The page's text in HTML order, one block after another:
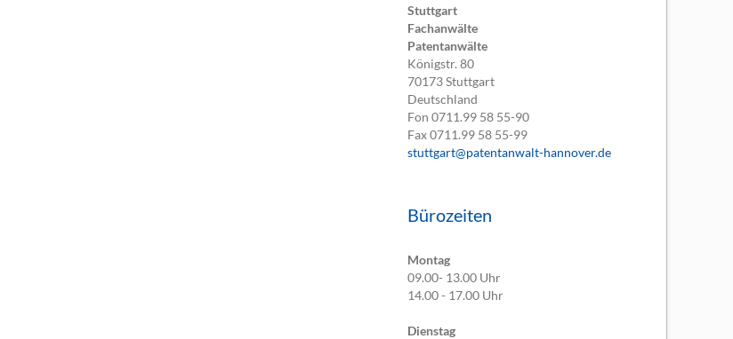
Stuttgart
Fachanwälte
Patentanwälte
Königstr. 80
70173Stuttgart
Deutschland
Fon0711.99 58 55-90
Fax0711.99 58 55-99
stuttgart@patentanwalt-hannover.de
Bürozeiten
Montag
09.00- 13.00 Uhr
14.00 - 17.00 Uhr
Dienstag